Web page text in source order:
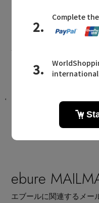
ebure NEWS
ebure
エブールに関連するメー